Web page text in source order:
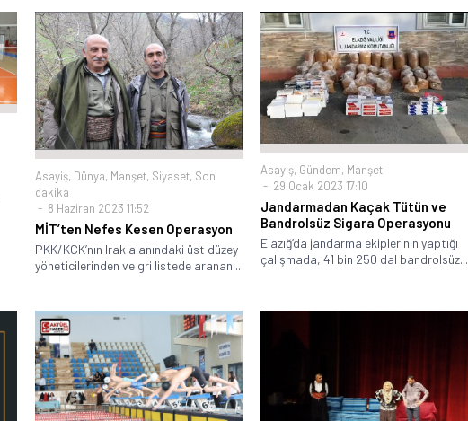
Asayiş, Dünya, Manşet, Siyaset, Son
dakika
8 Haziran 2023 11:52
MİT’ten Nefes Kesen Operasyon
PKK/KCK’nın Irak alanındaki üst düzey
yöneticilerinden ve gri listede aranan...
Asayiş, Gündem, Manşet
29 Ocak 2023 17:10
Jandarmadan Kaçak Tütün ve
Bandrolsüz Sigara Operasyonu
Elazığ’da jandarma ekiplerinin yaptığı
çalışmada, 41 bin 250 dal bandrolsüz...